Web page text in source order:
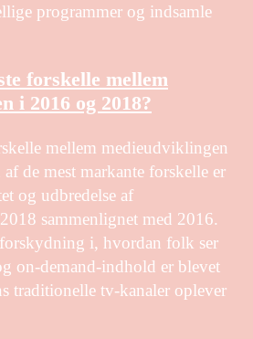
programmer og indsamle
forskelle mellem
i 2016 og 2018?
mellem medieudviklingen
de mest markante forskelle er
og udbredelse af
sammenlignet med 2016.
forskydning i, hvordan folk ser
on-demand-indhold er blevet
traditionelle tv-kanaler oplever